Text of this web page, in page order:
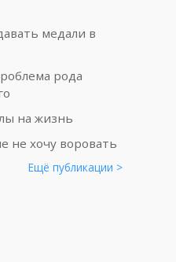
медали в
рода
на жизнь
не хочу воровать
Ещё публикации >